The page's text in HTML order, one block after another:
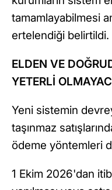
tamamlayabilmesi
ertelendiği belirtildi.
ELDEN VE
YETERLİ
Yeni sistemin
taşınmaz
ödeme yöntemleri
1 Ekim 2026'dan